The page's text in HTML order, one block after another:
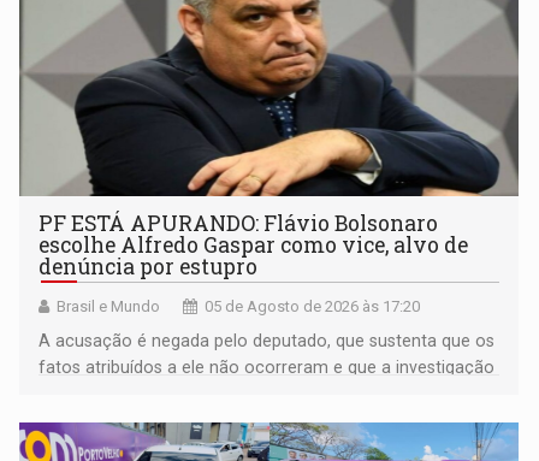
PF ESTÁ APURANDO: Flávio Bolsonaro
escolhe Alfredo Gaspar como vice, alvo de
denúncia por estupro
Brasil e Mundo 05 de Agosto de 2026 às 17:20
A acusação é negada pelo deputado, que sustenta que os
fatos atribuídos a ele não ocorreram e que a investigação